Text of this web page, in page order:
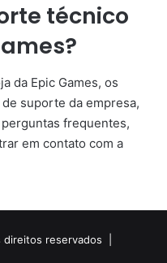
técnico
da Epic Games, os
suporte da empresa,
frequentes,
em contato com a
reservados |